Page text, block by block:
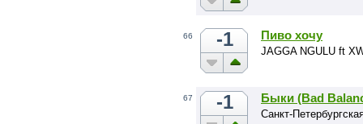
66 -1 Пиво хочу
JAGGA NGULU ft
67 -1 Быки (Bad
Санкт-